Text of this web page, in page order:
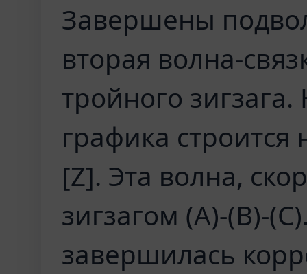
Завершены
вторая волна-
тройного
графика
[Z]. Эта волна,
зигзагом (A)-(B)-
завершилась